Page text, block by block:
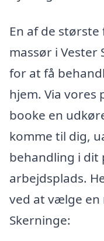
En af de
massør i Vester
for at få
hjem. Via
booke en
komme til dig,
behandling i dit
arbejdsplads.
ved at vælge en
Skerninge: